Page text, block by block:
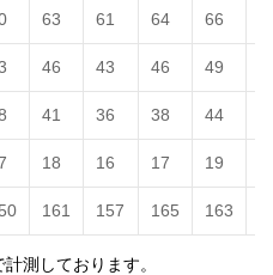
63 61 64 66
46 43 46 49
41 36 38 44
18 16 17 19
161 157 165 163
測しております。